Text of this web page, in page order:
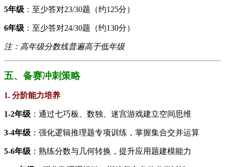
​5年级​ ​：至少答对23/30题（约125分）
​6年级​ ​：至少答对24/30题（约130分）
注：高年级分数线普遍高于低年级
五、备赛冲刺策略
1. 分阶能力培养
​1-2年级​ ​：通过七巧板、数独、迷宫游戏建立空间思维
​3-4年级​ ​：强化逻辑推理题专项训练，掌握集合交并运算
​5-6年级​ ​：熟练分数与几何转换，提升应用题建模能力